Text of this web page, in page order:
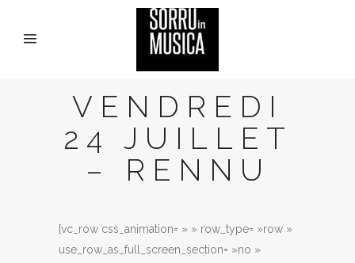
VENDREDI
24 JUILLET
– RENNU
[vc_row css_animation= » » row_type= »row »
use_row_as_full_screen_section= »no »